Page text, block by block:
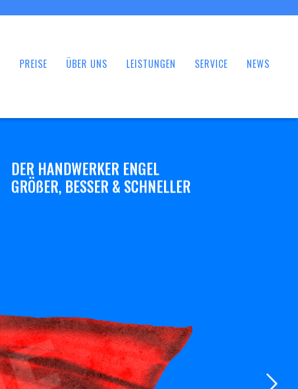
PREISE ÜBER UNS LEISTUNGEN SERVICE NEWS
DER HANDWERKER ENGEL
GRÖßER, BESSER & SCHNELLER